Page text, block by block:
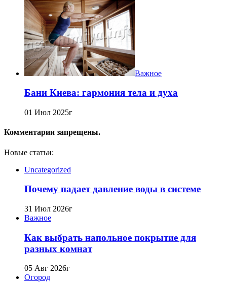
Важное
Бани Киева: гармония тела и духа
01 Июл 2025г
Комментарии запрещены.
Новые статьи:
Uncategorized
Почему падает давление воды в системе
31 Июл 2026г
Важное
Как выбрать напольное покрытие для
разных комнат
05 Авг 2026г
Огород